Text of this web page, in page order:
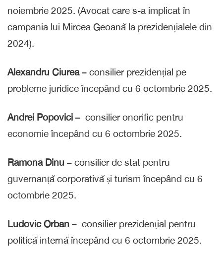
noiembrie 2025. (Avocat care s-a implicat în
campania lui Mircea Geoană la prezidențialele din
2024).
Alexandru Ciurea– consilier prezidențial pe
probleme juridice începând cu 6 octombrie 2025.
Andrei Popovici – consilier onorific pentru
economie începând cu 6 octombrie 2025.
Ramona Dinu – consilier de stat pentru
guvernanță corporativă și turism începând cu 6
octombrie 2025.
Ludovic Orban – consilier prezidențial pentru
politică internă începând cu 6 octombrie 2025.